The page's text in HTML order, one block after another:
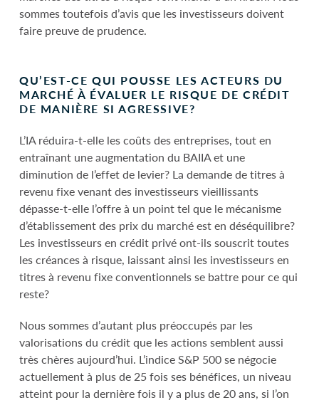
sommes toutefois d’avis que les investisseurs doivent
faire preuve de prudence.
QU’EST-CE QUI POUSSE LES ACTEURS DU
MARCHÉ À ÉVALUER LE RISQUE DE CRÉDIT
DE MANIÈRE SI AGRESSIVE?
L’IA réduira-t-elle les coûts des entreprises, tout en
entraînant une augmentation du BAIIA et une
diminution de l’effet de levier? La demande de titres à
revenu fixe venant des investisseurs vieillissants
dépasse-t-elle l’offre à un point tel que le mécanisme
d’établissement des prix du marché est en déséquilibre?
Les investisseurs en crédit privé ont-ils souscrit toutes
les créances à risque, laissant ainsi les investisseurs en
titres à revenu fixe conventionnels se battre pour ce qui
reste?
Nous sommes d’autant plus préoccupés par les
valorisations du crédit que les actions semblent aussi
très chères aujourd’hui. L’indice S&P 500 se négocie
actuellement à plus de 25 fois ses bénéfices, un niveau
atteint pour la dernière fois il y a plus de 20 ans, si l’on